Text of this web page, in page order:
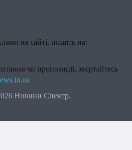
на сайті, пишіть на:
чи пропозиції, звертайтесь
Новини Спектр.